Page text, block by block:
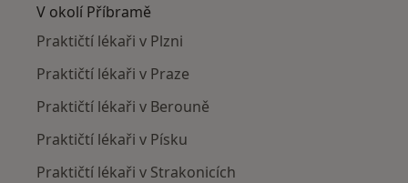
V okolí Příbramě
Praktičtí lékaři v Plzni
Praktičtí lékaři v Praze
Praktičtí lékaři v Berouně
Praktičtí lékaři v Písku
Praktičtí lékaři v Strakonicích